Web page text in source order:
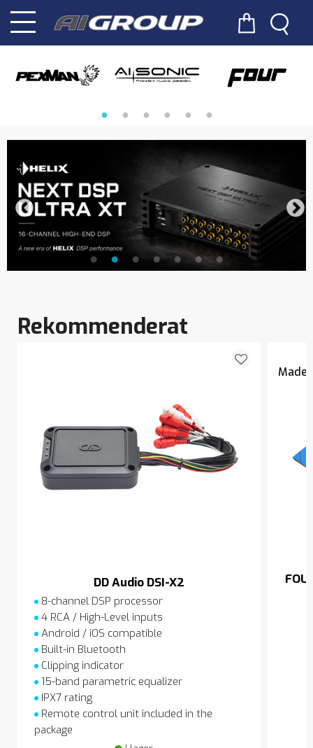
Rekommenderat
DD Audio DSI-X2
8-channel DSP processor
4 RCA / High-Level inputs
Android / iOS compatible
Built-in Bluetooth
Clipping indicator
15-band parametric equalizer
IPX7 rating
Remote control unit included in the
package
Made